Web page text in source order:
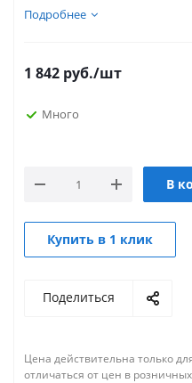
Подробнее
1 842 руб./шт
Много
В
Купить в 1 клик
Поделиться
Цена действительна только
отличаться от цен в